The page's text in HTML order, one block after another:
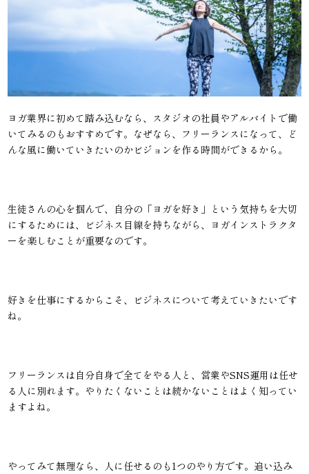
ヨガ業界に初めて踏み込むなら、スタジオの社員やアルバイトで働
いてみるのもおすすめです。なぜなら、フリーランスになって、ど
んな風に働いていきたいのかビジョンを作る時間ができるから。
生徒さんの心を掴んで、自分の「ヨガを好き」という気持ちを大切
にするためには、ビジネス目線を持ちながら、ヨガインストラクタ
ーを楽しむことが重要なのです。
好きを仕事にするからこそ、ビジネスについて考えていきたいです
ね。
フリーランスは自分自身で全てをやる人と、営業やSNS運用は任せ
る人に別れます。やりたくないことは続かないことはよく知ってい
ますよね。
やってみて無理なら、人に任せるのも1つのやり方です。追い込み